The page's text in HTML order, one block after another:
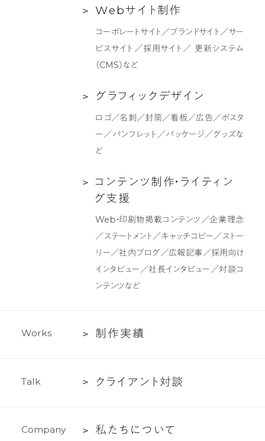
ン
支
Web
作
Webサ イ ト 制 作
コーポレートサイト／ブランドサイト／サー
ビスサイト／採用サイト／ 更新システム
（CMS）など
グ
ク
グラフ ィ ッ ク デザイ ン
ロゴ／名刺／封筒／看板／広告／ポスタ
ー／パンフレット／パッケージ／グッズな
ど
コ
作・
テ
グ
コ ン テ ン ツ制 作・ ラ イ ティ ン
グ支援
Web・印刷物掲載コンテンツ／企業理念
／ステートメント／キャッチコピー／ストー
リー／社内ブログ／広報記事／採用向け
インタビュー／社長インタビュー／対談コ
ンテンツなど
Works
制
績
制 作実績
Talk
ク
ア
ク ラ イ ア ン ト 対談
Company
私 私 た ち に つ いて